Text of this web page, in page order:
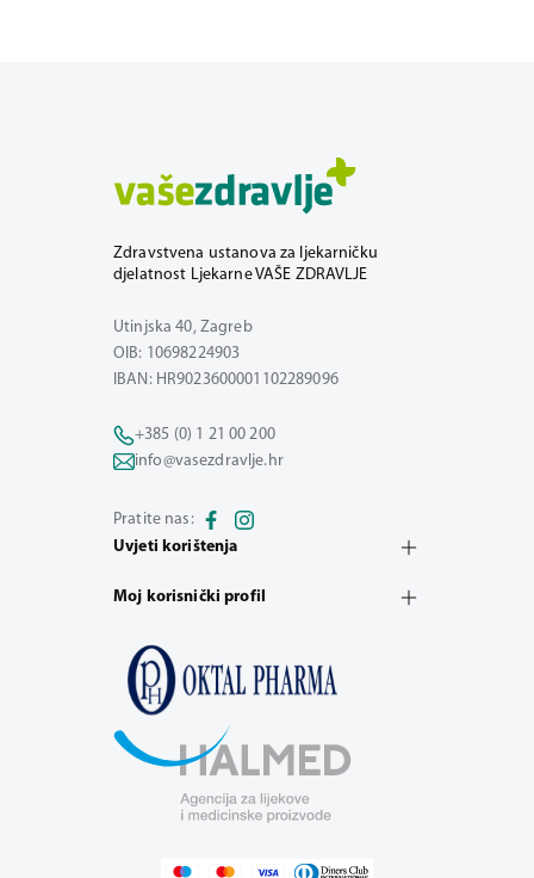
Zdravstvena ustanova za ljekarničku
djelatnost Ljekarne VAŠE ZDRAVLJE
Utinjska 40, Zagreb
OIB: 10698224903
IBAN: HR9023600001102289096
+385 (0) 1 21 00 200
info@vasezdravlje.hr
Pratite nas:
Uvjeti korištenja
Moj korisnički profil